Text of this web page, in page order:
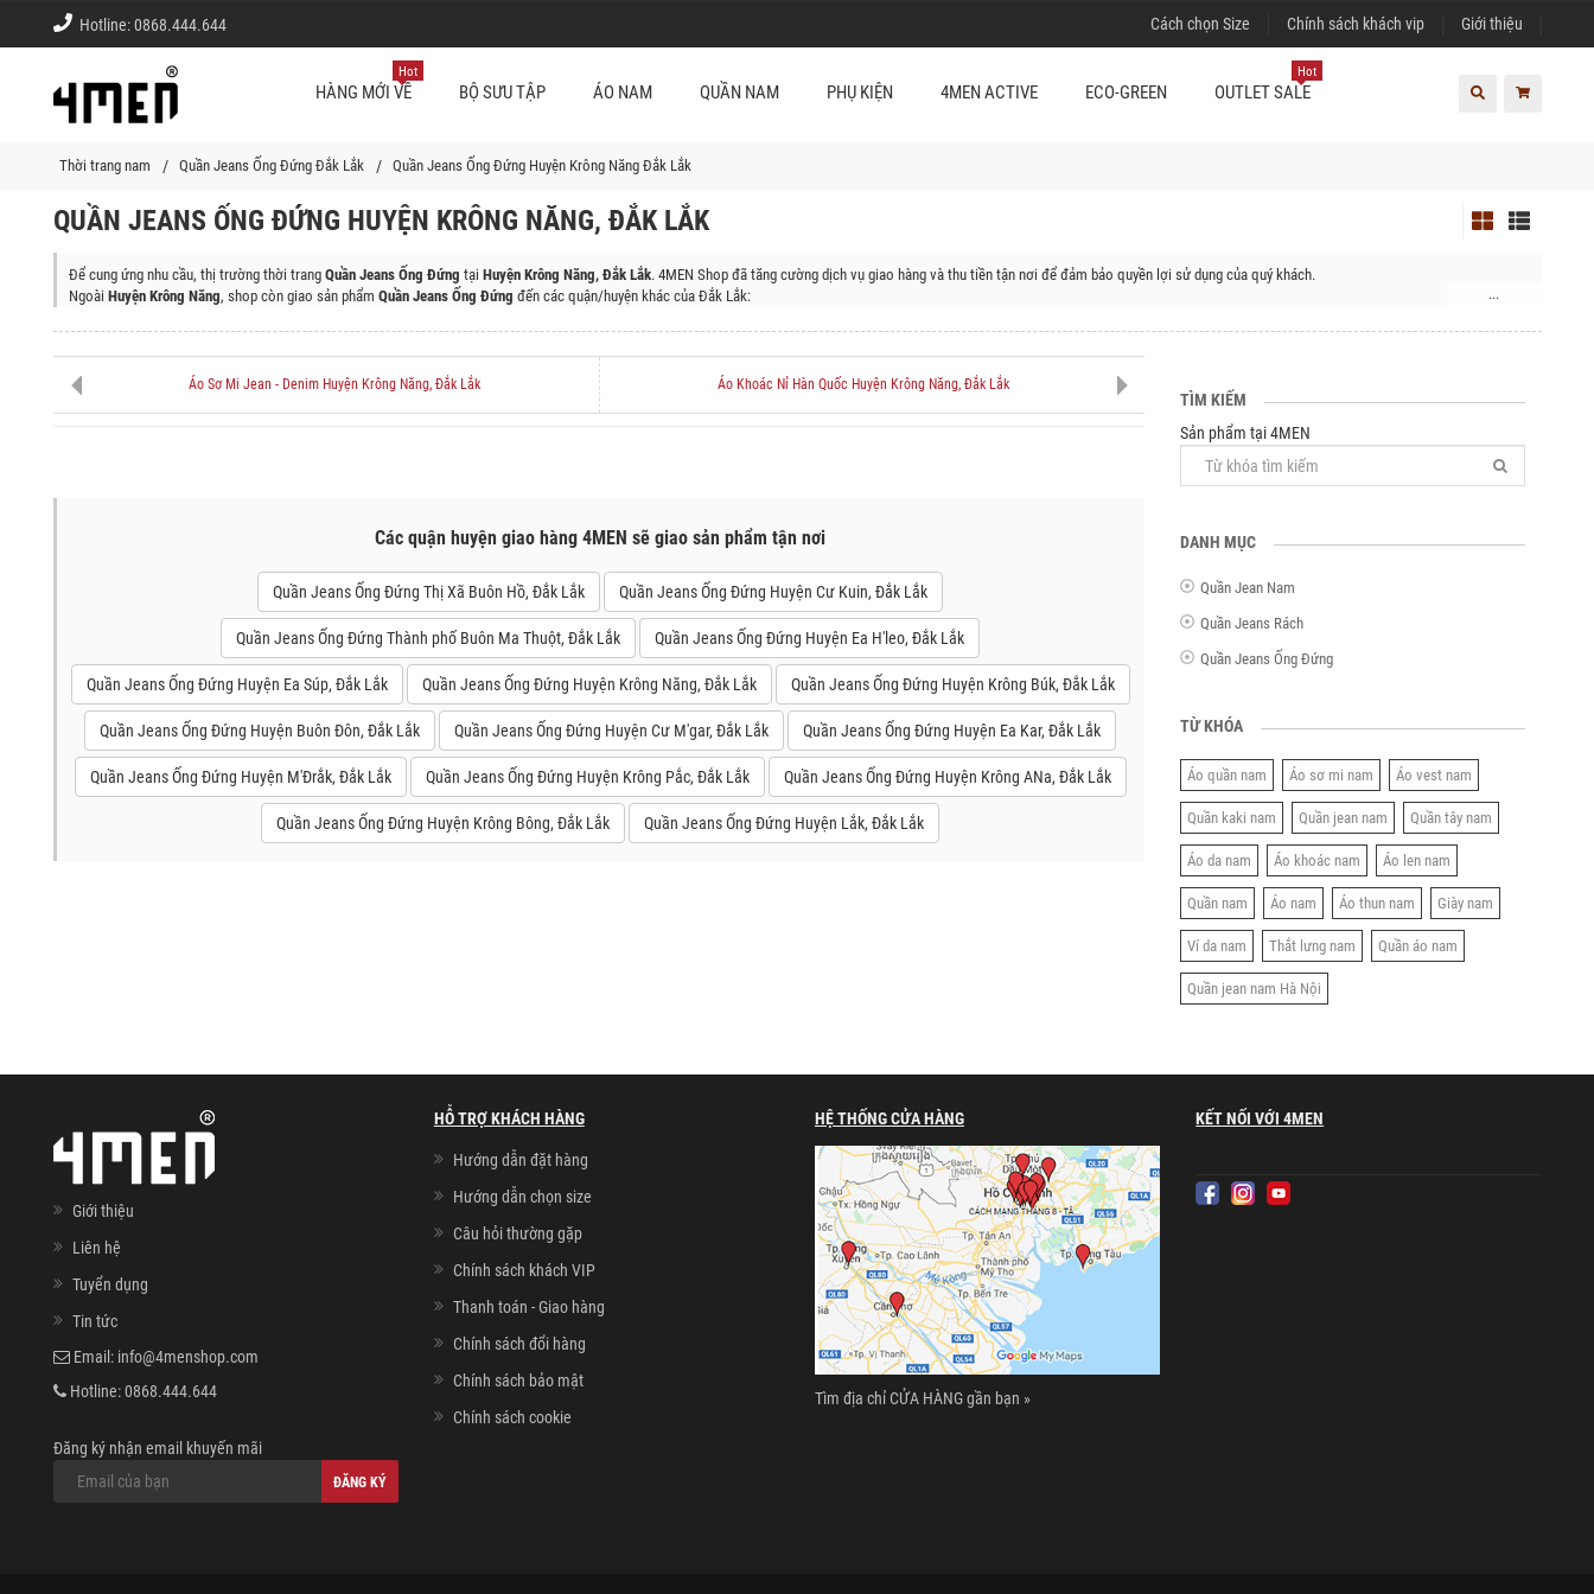
Hotline:0868.444.644 Cách chọn Size Chính sách khách vip Giới thiệu
HÀNG MỚI VỀ
Hot
BỘ SƯU TẬP ÁO NAM QUẦN NAM PHỤ KIỆN 4MEN ACTIVE ECO-GREEN OUTLET SALE
Hot
Thời trang nam Quần Jeans Ống Đứng Đắk Lắk Quần Jeans Ống Đứng Huyện Krông Năng Đắk Lắk
QUẦN JEANS ỐNG ĐỨNG HUYỆN KRÔNG NĂNG, ĐẮK LẮK
Để cung ứng nhu cầu, thị trường thời trang Quần Jeans Ống Đứng tại Huyện Krông Năng, Đắk Lắk. 4MEN Shop đã tăng cường dịch vụ giao hàng và thu tiền tận nơi để đảm bảo quyền lợi sử dụng của quý khách.
Ngoài Huyện Krông Năng, shop còn giao sản phẩm Quần Jeans Ống Đứng đến các quận/huyện khác của Đắk Lắk:
...
Áo Sơ Mi Jean - Denim Huyện Krông Năng, Đắk Lắk Áo Khoác Nỉ Hàn Quốc Huyện Krông Năng, Đắk Lắk
Các quận huyện giao hàng 4MEN sẽ giao sản phẩm tận nơi
Quần Jeans Ống Đứng Thị Xã Buôn Hồ, Đắk Lắk Quần Jeans Ống Đứng Huyện Cư Kuin, Đắk Lắk
Quần Jeans Ống Đứng Thành phố Buôn Ma Thuột, Đắk Lắk Quần Jeans Ống Đứng Huyện Ea H'leo, Đắk Lắk
Quần Jeans Ống Đứng Huyện Ea Súp, Đắk Lắk Quần Jeans Ống Đứng Huyện Krông Năng, Đắk Lắk Quần Jeans Ống Đứng Huyện Krông Búk, Đắk Lắk
Quần Jeans Ống Đứng Huyện Buôn Đôn, Đắk Lắk Quần Jeans Ống Đứng Huyện Cư M'gar, Đắk Lắk Quần Jeans Ống Đứng Huyện Ea Kar, Đắk Lắk
Quần Jeans Ống Đứng Huyện M'Đrắk, Đắk Lắk Quần Jeans Ống Đứng Huyện Krông Pắc, Đắk Lắk Quần Jeans Ống Đứng Huyện Krông ANa, Đắk Lắk
Quần Jeans Ống Đứng Huyện Krông Bông, Đắk Lắk Quần Jeans Ống Đứng Huyện Lắk, Đắk Lắk
TÌM KIẾM
Sản phẩm tại 4MEN
DANH MỤC
Quần Jean Nam
Quần Jeans Rách
Quần Jeans Ống Đứng
TỪ KHÓA
Áo quần nam Áo sơ mi nam Áo vest nam
Quần kaki nam Quần jean nam Quần tây nam
Áo da nam Áo khoác nam Áo len nam
Quần nam Áo nam Áo thun nam Giày nam
Ví da nam Thắt lưng nam Quần áo nam
Quần jean nam Hà Nội
Giới thiệu
Liên hệ
Tuyển dụng
Tin tức
Email: info@4menshop.com
Hotline:0868.444.644
Đăng ký nhận email khuyến mãi
ĐĂNG KÝ
HỖ TRỢ KHÁCH HÀNG
Hướng dẫn đặt hàng
Hướng dẫn chọn size
Câu hỏi thường gặp
Chính sách khách VIP
Thanh toán - Giao hàng
Chính sách đổi hàng
Chính sách bảo mật
Chính sách cookie
HỆ THỐNG CỬA HÀNG
Tìm địa chỉ CỬA HÀNG gần bạn »
KẾT NỐI VỚI 4MEN